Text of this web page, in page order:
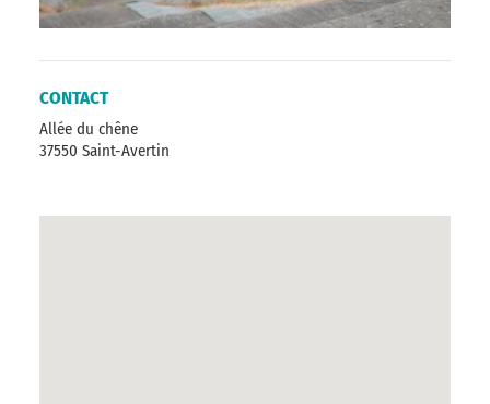
CONTACT
Allée du chêne
37550 Saint-Avertin